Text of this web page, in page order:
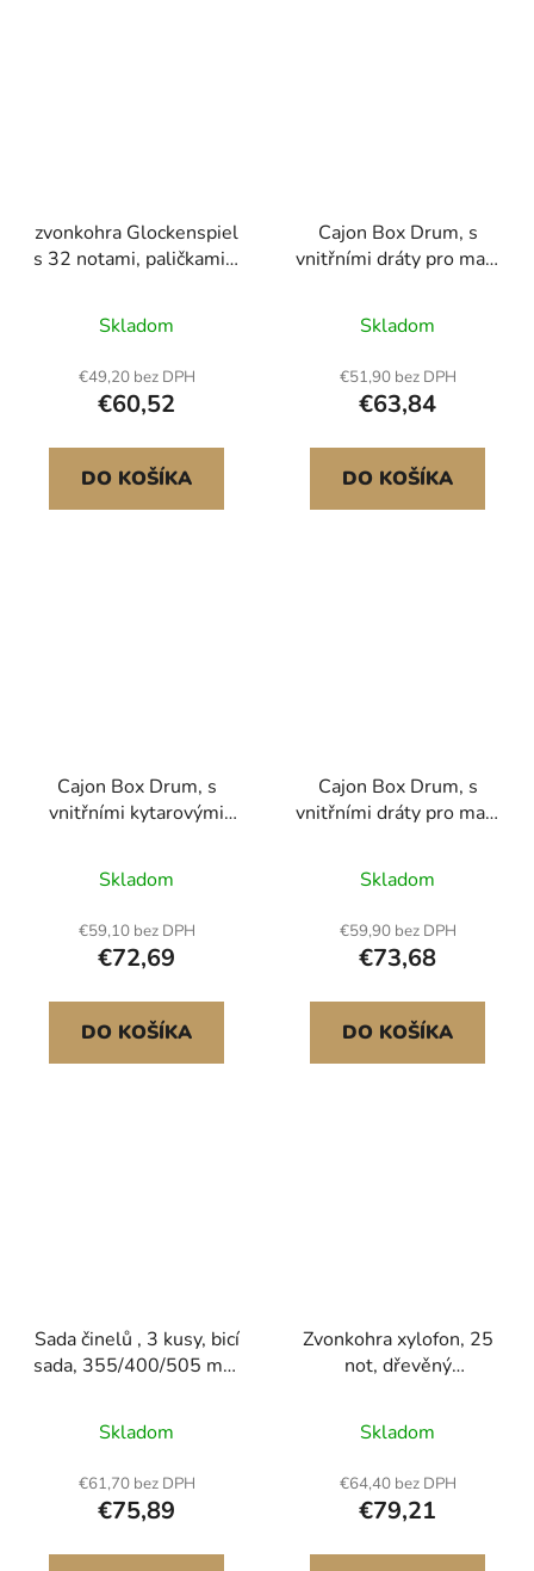
zvonkohra Glockenspiel
s 32 notami, paličkami a
Skladom
€49,20 bez DPH
€60,52
DO KOŠÍKA
Cajon Box Drum, s
vnitřními dráty pro malý
lehká dřevěná perkusní
skříň, březový bubenský
hudební nástroj se
silikonovými nožičkami,
pro začátečníky i
profesionály, 255 x 255
x 380 mm
Skladom
€51,90 bez DPH
€63,84
DO KOŠÍKA
Cajon Box Drum, s
vnitřními kytarovými
perkusní skříň,
přenosný březový
buben, hudební nástroj
se silikonovými
nožičkami, pro
začátečníky i
profesionály, 305 x 305
x 430 mm
Skladom
€59,10 bez DPH
€72,69
DO KOŠÍKA
Cajon Box Drum, s
vnitřními dráty pro malý
krabička na bicí,
přenosný březový
buben, hudební nástroj
se silikonovými
nožičkami, pro
začátečníky i
profesionály, 305 x 305
x 430 mm
Skladom
€59,90 bez DPH
€73,68
DO KOŠÍKA
Sada činelů , 3 kusy, bicí
sada, 355/400/505 mm
pro bicí
Skladom
€61,70 bez DPH
€75,89
Zvonkohra xylofon, 25
not, dřevěný
nástroj xylofon, se 4
paličkami, přepravní
taška, sada hudebních
nástrojů pro začátečníky
s hrou na zvonkohru pro
dospělé a děti studenty.
Skladom
€64,40 bez DPH
€79,21